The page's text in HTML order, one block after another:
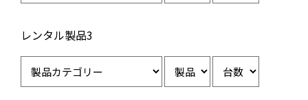
レンタル製品3